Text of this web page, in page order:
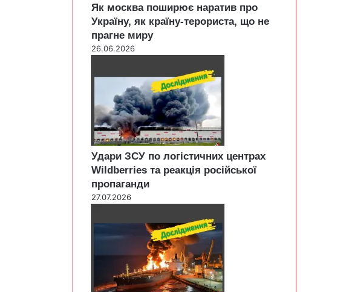
Як москва поширює наратив про
Україну, як країну-терориста, що не
прагне миру
26.06.2026
Удари ЗСУ по логістичних центрах
Wildberries та реакція російської
пропаганди
27.07.2026